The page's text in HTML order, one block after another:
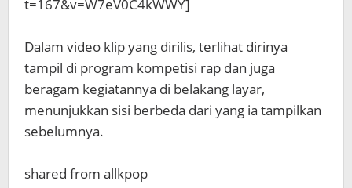
t=167&v=W7eV0C4kWWY]
Dalam video klip yang dirilis, terlihat dirinya
tampil di program kompetisi rap dan juga
beragam kegiatannya di belakang layar,
menunjukkan sisi berbeda dari yang ia tampilkan
sebelumnya.
shared from allkpop